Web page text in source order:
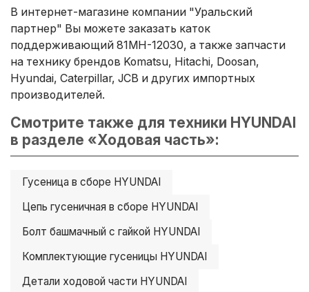
В интернет-магазине компании "Уральский
партнер" Вы можете заказать каток
поддерживающий 81MH-12030, а также запчасти
на технику брендов Komatsu, Hitachi, Doosan,
Hyundai, Caterpillar, JCB и других импортных
производителей.
Смотрите также для техники HYUNDAI
в разделе «Ходовая часть»:
Гусеница в сборе HYUNDAI
Цепь гусеничная в сборе HYUNDAI
Болт башмачный с гайкой HYUNDAI
Комплектующие гусеницы HYUNDAI
Детали ходовой части HYUNDAI